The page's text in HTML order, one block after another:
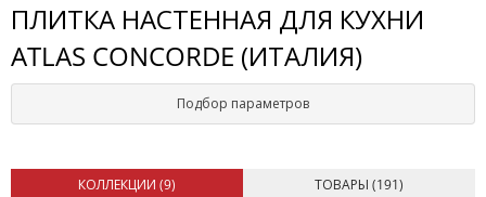
ПЛИТКА НАСТЕННАЯ ДЛЯ КУХНИ
ATLAS CONCORDE (ИТАЛИЯ)
Подбор параметров
КОЛЛЕКЦИИ (9) ТОВАРЫ (191)